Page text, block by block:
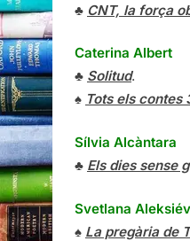
♣ CNT, la força
Caterina Albert
♣ Solitud.
♠ Tots els contes
Sílvia Alcàntara
♣ Els dies sense
Svetlana
♠ La pregària de